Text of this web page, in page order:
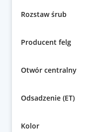
Rozstaw śrub
Producent felg
Otwór centralny
Odsadzenie (ET)
Kolor